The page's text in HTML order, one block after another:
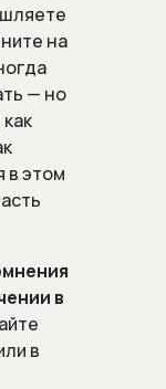
на
— но
в этом
в
в